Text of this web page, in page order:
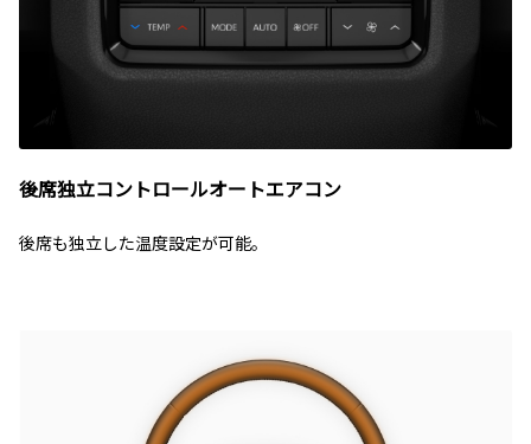
後席独立コントロールオートエアコン
後席も独立した温度設定が可能。